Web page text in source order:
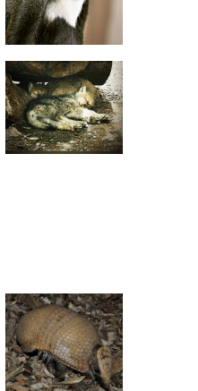
е
д
в
е
д
е